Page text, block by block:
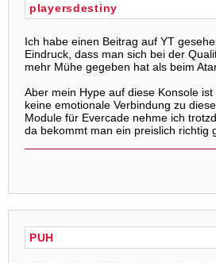
playersdestiny
Ich habe einen Beitrag auf YT
Eindruck, dass man sich bei der
mehr Mühe gegeben hat als beim
Aber mein Hype auf diese Konsole
keine emotionale Verbindung zu
Module für Evercade nehme ich
da bekommt man ein preislich richtig
PUH